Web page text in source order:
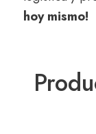
hoy mismo!